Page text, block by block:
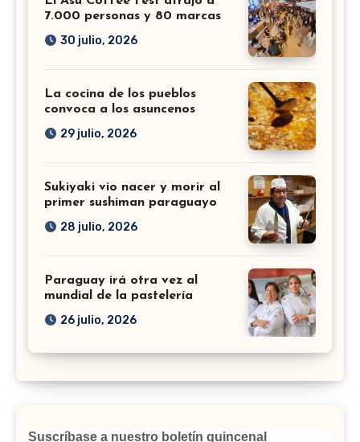
7.000 personas y 80 marcas
30 julio, 2026
La cocina de los pueblos
convoca a los asuncenos
29 julio, 2026
Sukiyaki vio nacer y morir al
primer sushiman paraguayo
28 julio, 2026
Paraguay irá otra vez al
mundial de la pastelería
26 julio, 2026
Suscríbase a nuestro boletín quincenal